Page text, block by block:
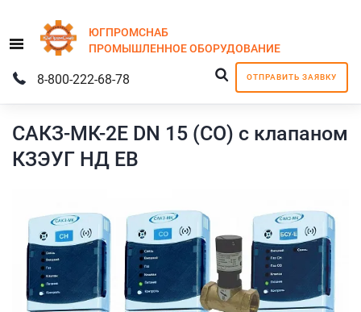
Menu
ЮГПРОМСНАБ
ПРОМЫШЛЕННОЕОБОРУДОВАНИЕ
ОТПРАВИТЬ ЗАЯВКУ
8-800-222-68-78
САКЗ-МК-2Е DN 15 (СО) с клапаном
КЗЭУГ НД ЕВ